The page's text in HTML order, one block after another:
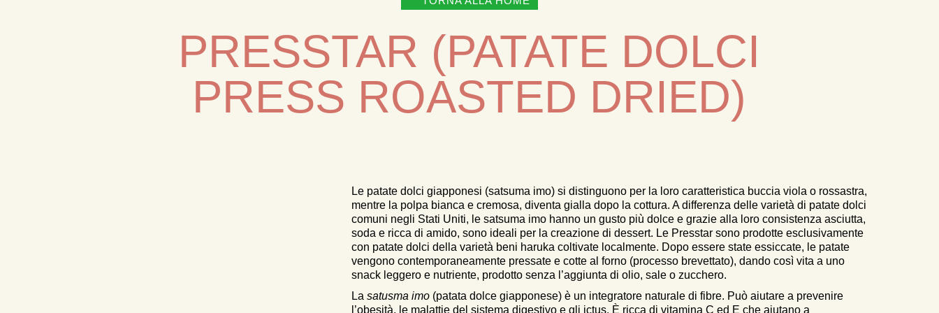
PRESSTAR (PATATE DOLCI
PRESS ROASTED DRIED)
Le patate dolci giapponesi (satsuma imo) si distinguono per la loro caratteristica buccia viola o rossastra,
mentre la polpa bianca e cremosa, diventa gialla dopo la cottura. A differenza delle varietà di patate dolci
comuni negli Stati Uniti, le satsuma imo hanno un gusto più dolce e grazie alla loro consistenza asciutta,
soda e ricca di amido, sono ideali per la creazione di dessert. Le Presstar sono prodotte esclusivamente
con patate dolci della varietà beni haruka coltivate localmente. Dopo essere state essiccate, le patate
vengono contemporaneamente pressate e cotte al forno (processo brevettato), dando così vita a uno
snack leggero e nutriente, prodotto senza l’aggiunta di olio, sale o zucchero.
La satusma imo(patata dolce giapponese) è un integratore naturale di fibre. Può aiutare a prevenire
l’obesità, le malattie del sistema digestivo e gli ictus. È ricca di vitamina C ed E che aiutano a